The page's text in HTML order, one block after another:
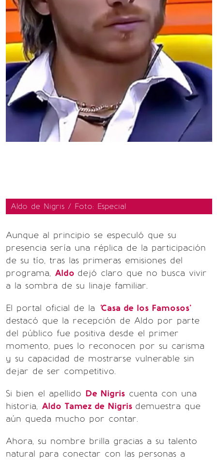
Aldo de Nigris / Foto: Especial
Aunque al principio se especuló que su
presencia sería una réplica de la participación
de su tío, tras las primeras emisiones del
programa, Aldo dejó claro que no busca vivir
a la sombra de su linaje familiar.
El portal oficial de la 'Casa de los Famosos'
destacó que la recepción de Aldo por parte
del público fue positiva desde el primer
momento, pues lo reconocen por su carisma
y su capacidad de mostrarse vulnerable sin
dejar de ser competitivo.
Si bien el apellido De Nigris cuenta con una
historia, Aldo Tamez de Nigris demuestra que
aún queda mucho por contar.
Ahora, su nombre brilla gracias a su talento
natural para conectar con las personas a